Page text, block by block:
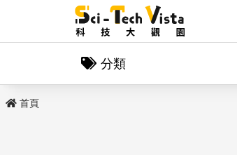
分類
首頁